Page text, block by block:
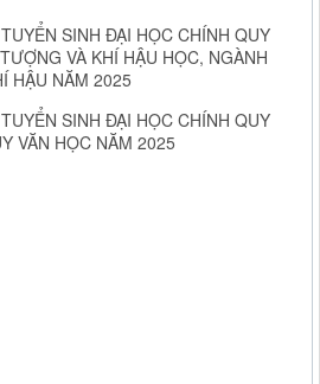
SINH ĐẠI HỌC CHÍNH QUY
VÀ KHÍ HẬU HỌC, NGÀNH
HẬU NĂM 2025
SINH ĐẠI HỌC CHÍNH QUY
VĂN HỌC NĂM 2025